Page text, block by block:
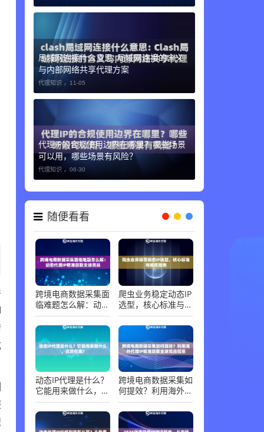
局域网连接什么意思: 局域网连接的含义
与内部网络共享代理方案
代理知识 ， 11-05
代理IP的合规使用边界在哪里？哪些场景
可以用，哪些场景有风险？
代理知识 ， 06-30
随便看看
跨境电商数据采集面
临难题怎么解：动态
代理IP精准获取全球
竞品
爬虫业务稳定动态IP
选型，核心标准与避
坑指南
动态IP代理是什么？
它能用来做什么，优
势在哪？
跨境电商数据采集如
何提效？利用海外代
理IP精准获取全球竞
品信息